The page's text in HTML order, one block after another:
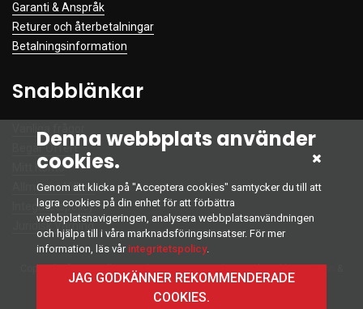
Garanti & Anspråk
Returer och återbetalningar
Betalningsinformation
Snabblänkar
Vanliga frågor
Begär Offert
Mitt Konto
Allmänna Villkor
Integritetspolicy
Juridisk Varning
Copyright © 2022 Alla Rättigheter Reserverade. Developed by
Denna webbplats använder
cookies.
Genom att klicka på "Acceptera cookies" samtycker du till att
lagra cookies på din enhet för att förbättra
webbplatsnavigeringen, analysera webbplatsanvändningen
och hjälpa till i våra marknadsföringsinsatser. För mer
information, läs vår integritetspolicy.
JAG GODKÄNNER REKOMMENDERADE
COOKIES.